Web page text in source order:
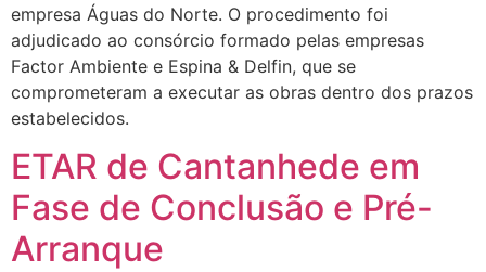
empresa Águas do Norte. O procedimento foi
adjudicado ao consórcio formado pelas empresas
Factor Ambiente e Espina & Delfin, que se
comprometeram a executar as obras dentro dos prazos
estabelecidos.
ETAR de Cantanhede em
Fase de Conclusão e Pré-
Arranque